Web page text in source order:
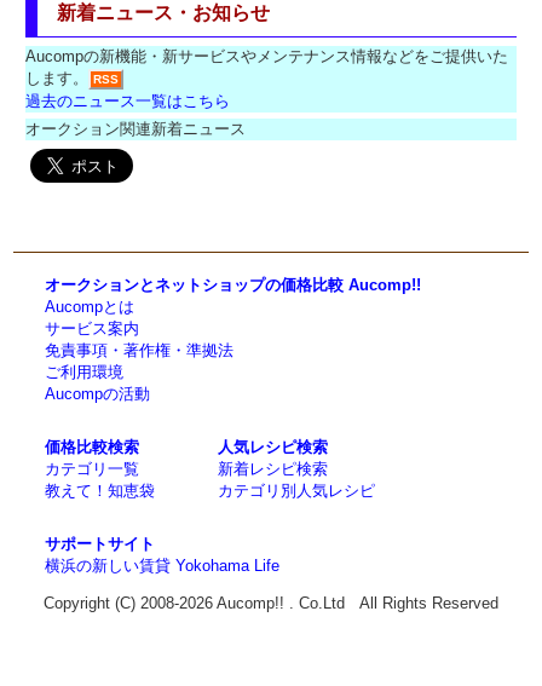
新着ニュース・お知らせ
Aucompの新機能・新サービスやメンテナンス情報などをご提供いた
します。
RSS
過去のニュース一覧はこちら
オークション関連新着ニュース
オークションとネットショップの価格比較 Aucomp!!
Aucompとは
サービス案内
免責事項・著作権・準拠法
ご利用環境
Aucompの活動
価格比較検索
カテゴリ一覧
教えて！知恵袋
人気レシピ検索
新着レシピ検索
カテゴリ別人気レシピ
サポートサイト
横浜の新しい賃貸 Yokohama Life
Copyright (C) 2008-2026 Aucomp!! . Co.Ltd All Rights Reserved